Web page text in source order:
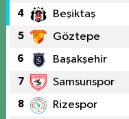
4 Beşiktaş
5 Göztepe
6 Başakşehir
7 Samsunspor
8 Rizespor